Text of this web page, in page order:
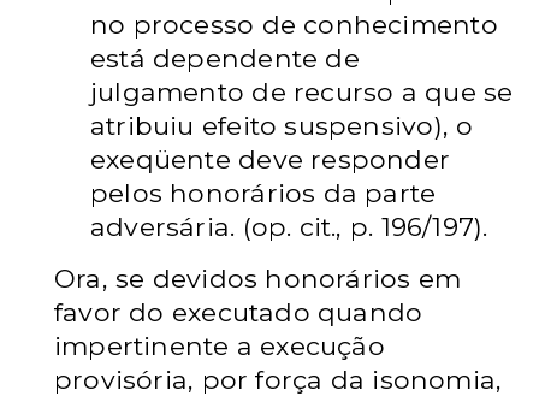
no processo de conhecimento
está dependente de
julgamento de recurso a que se
atribuiu efeito suspensivo), o
exeqüente deve responder
pelos honorários da parte
adversária. (op. cit., p. 196/197).
Ora, se devidos honorários em
favor do executado quando
impertinente a execução
provisória, por força da isonomia,